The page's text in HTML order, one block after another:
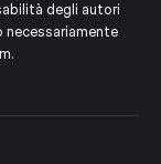
degli autori
necessariamente